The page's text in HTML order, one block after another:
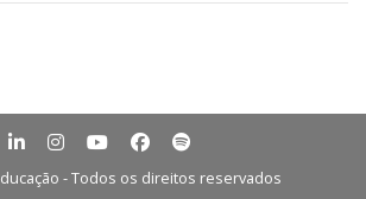
- Todos os direitos reservados